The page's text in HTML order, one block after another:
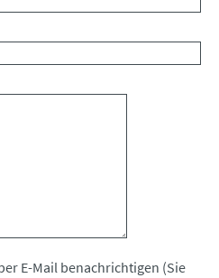
E-Mail benachrichtigen (Sie